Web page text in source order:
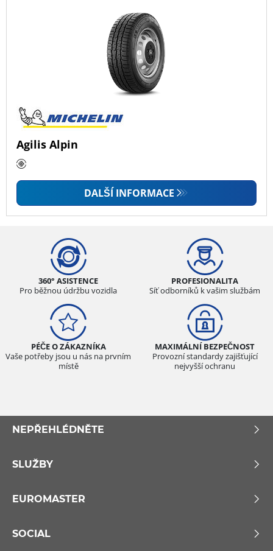
Agilis Alpin
DALŠÍ INFORMACE
360° ASISTENCE
Pro běžnou údržbu vozidla
PROFESIONALITA
Síť odborníků k vašim službám
PÉČE O ZÁKAZNÍKA
Vaše potřeby jsou u nás na prvním
místě
MAXIMÁLNÍ BEZPEČNOST
Provozní standardy zajišťující
nejvyšší ochranu
NEPŘEHLÉDNĚTE
SLUŽBY
EUROMASTER
SOCIAL